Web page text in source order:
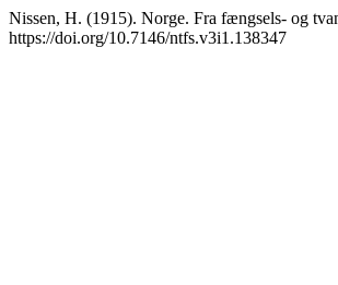
Nissen, H. (1915). Norge. Fra fængsels- og
https://doi.org/10.7146/ntfs.v3i1.138347